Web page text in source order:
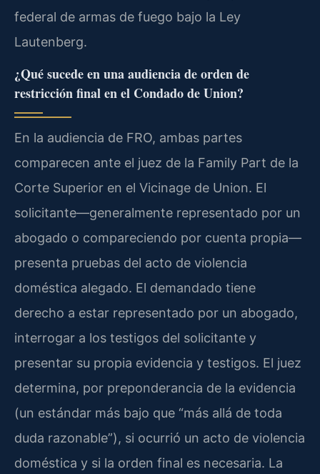
federal de armas de fuego bajo la Ley
Lautenberg.
¿Qué sucede en una audiencia de orden de
restricción final en el Condado de Union?
En la audiencia de FRO, ambas partes
comparecen ante el juez de la Family Part de la
Corte Superior en el Vicinage de Union. El
solicitante—generalmente representado por un
abogado o compareciendo por cuenta propia—
presenta pruebas del acto de violencia
doméstica alegado. El demandado tiene
derecho a estar representado por un abogado,
interrogar a los testigos del solicitante y
presentar su propia evidencia y testigos. El juez
determina, por preponderancia de la evidencia
(un estándar más bajo que “más allá de toda
duda razonable”), si ocurrió un acto de violencia
doméstica y si la orden final es necesaria. La